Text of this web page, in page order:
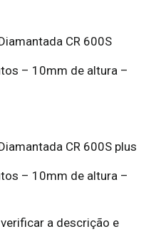
CR 600S
– 10mm de altura –
CR 600S plus
– 10mm de altura –
a descrição e